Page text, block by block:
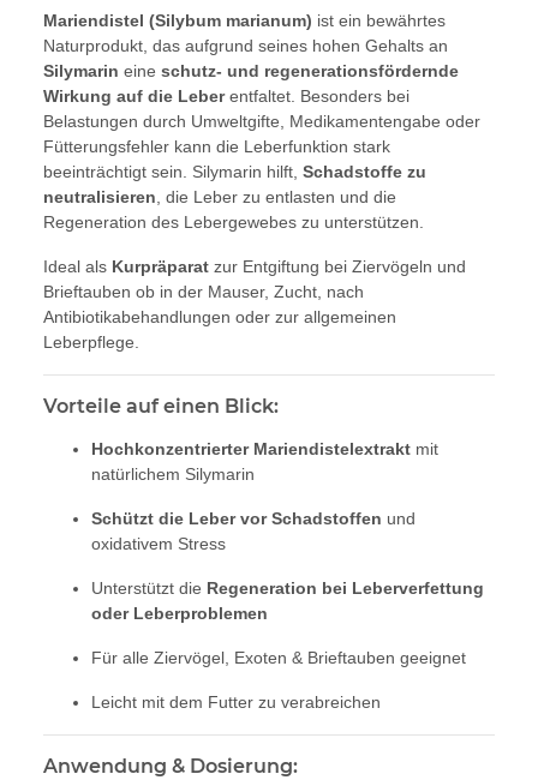
Mariendistel (Silybum marianum) ist ein bewährtes
Naturprodukt, das aufgrund seines hohen Gehalts an
Silymarin eine schutz- und regenerationsfördernde
Wirkung auf die Leberentfaltet. Besonders bei
Belastungen durch Umweltgifte, Medikamentengabe oder
Fütterungsfehler kann die Leberfunktion stark
beeinträchtigt sein. Silymarin hilft, Schadstoffe zu
neutralisieren , die Leber zu entlasten und die
Regeneration des Lebergewebes zu unterstützen.
Ideal als Kurpräparat zur Entgiftung bei Ziervögeln und
Brieftauben ob in der Mauser, Zucht, nach
Antibiotikabehandlungen oder zur allgemeinen
Leberpflege.
Vorteile auf einen Blick:
Hochkonzentrierter Mariendistelextrakt mit
natürlichem Silymarin
Schützt die Leber vor Schadstoffen und
oxidativem Stress
Unterstützt die Regeneration bei Leberverfettung
oder Leberproblemen
Für alle Ziervögel, Exoten & Brieftauben geeignet
Leicht mit dem Futter zu verabreichen
Anwendung & Dosierung: